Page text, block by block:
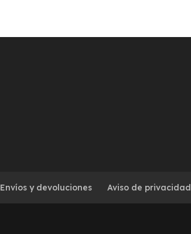
Envíos y devoluciones Aviso de privacidad